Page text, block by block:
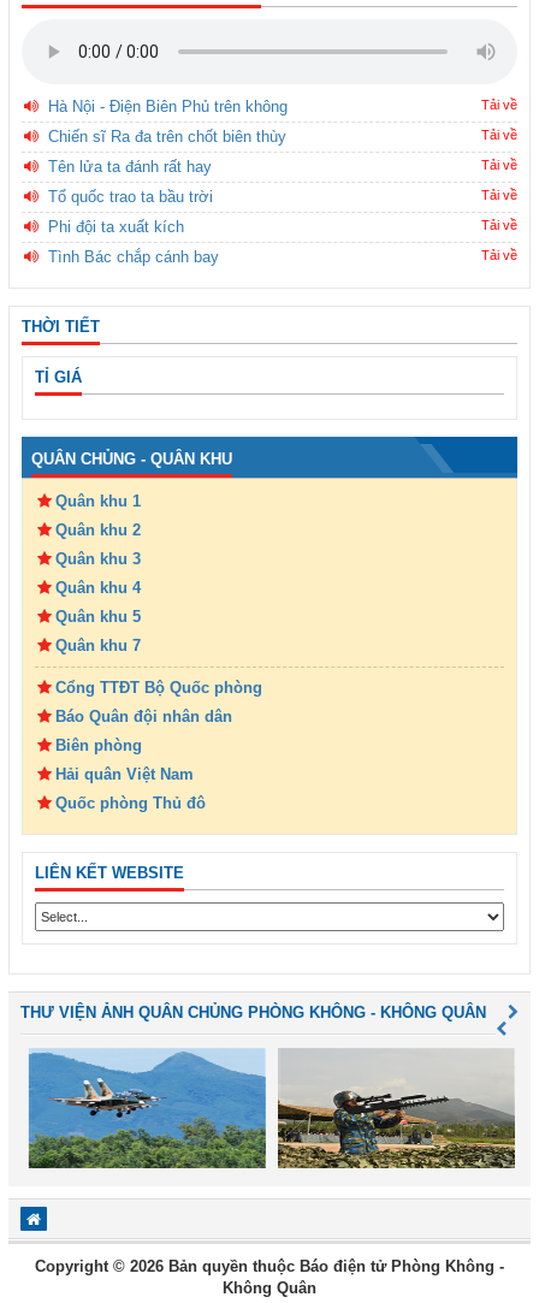
Hà Nội - Điện Biên Phủ trên không Tải về
Chiến sĩ Ra đa trên chốt biên thùy Tải về
Tên lửa ta đánh rất hay Tải về
Tổ quốc trao ta bầu trời Tải về
Phi đội ta xuất kích Tải về
Tình Bác chắp cánh bay Tải về
THỜI TIẾT
TỈ GIÁ
QUÂN CHỦNG - QUÂN KHU
Quân khu 1
Quân khu 2
Quân khu 3
Quân khu 4
Quân khu 5
Quân khu 7
Cổng TTĐT Bộ Quốc phòng
Báo Quân đội nhân dân
Biên phòng
Hải quân Việt Nam
Quốc phòng Thủ đô
LIÊN KẾT WEBSITE
THƯ VIỆN ẢNH QUÂN CHỦNG PHÒNG KHÔNG - KHÔNG QUÂN
Copyright © 2026 Bản quyền thuộc Báo điện tử Phòng Không -
Không Quân